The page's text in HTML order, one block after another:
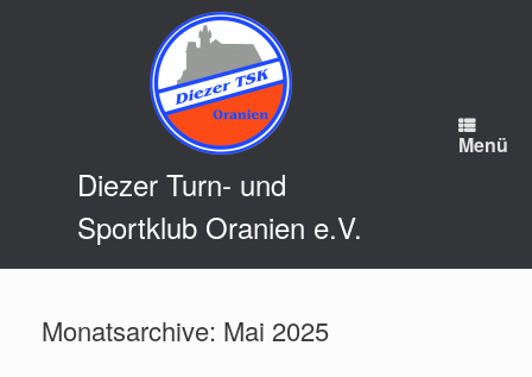
Diezer Turn- und
Sportklub Oranien e.V.
Menü
Monatsarchive: Mai 2025